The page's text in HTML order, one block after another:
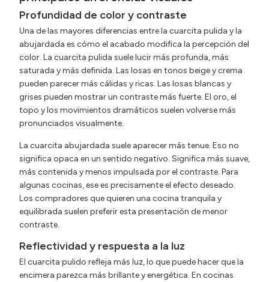
Profundidad de color y contraste
Una de las mayores diferencias entre la cuarcita pulida y la
abujardada es cómo el acabado modifica la percepción del
color. La cuarcita pulida suele lucir más profunda, más
saturada y más definida. Las losas en tonos beige y crema
pueden parecer más cálidas y ricas. Las losas blancas y
grises pueden mostrar un contraste más fuerte. El oro, el
topo y los movimientos dramáticos suelen volverse más
pronunciados visualmente.
La cuarcita abujardada suele aparecer más tenue. Eso no
significa opaca en un sentido negativo. Significa más suave,
más contenida y menos impulsada por el contraste. Para
algunas cocinas, ese es precisamente el efecto deseado.
Los compradores que quieren una cocina tranquila y
equilibrada suelen preferir esta presentación de menor
contraste.
Reflectividad y respuesta a la luz
El cuarcita pulido refleja más luz, lo que puede hacer que la
encimera parezca más brillante y energética. En cocinas